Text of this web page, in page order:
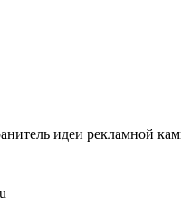
идеи рекламной